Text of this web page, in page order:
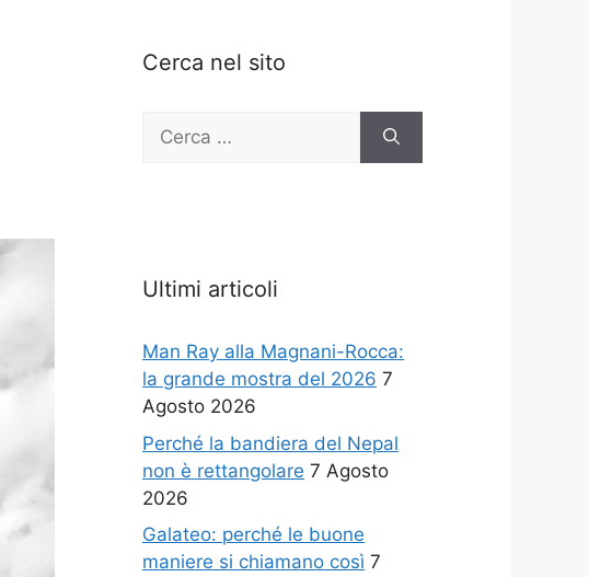
Cerca nel sito
Ricerca
Ultimi articoli
Man Ray alla Magnani-Rocca:
la grande mostra del 2026 7
Agosto 2026
Perché la bandiera del Nepal
non è rettangolare 7 Agosto
2026
Galateo: perché le buone
maniere si chiamano così 7